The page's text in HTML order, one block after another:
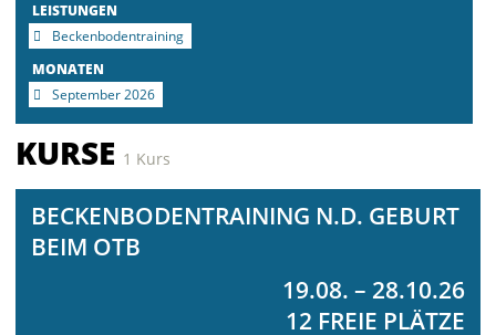
LEISTUNGEN
Beckenbodentraining
MONATEN
September 2026
KURSE 1 Kurs
BECKENBODENTRAINING N.D. GEBURT
BEIM OTB
19.08. – 28.10.26
12 FREIE PLÄTZE